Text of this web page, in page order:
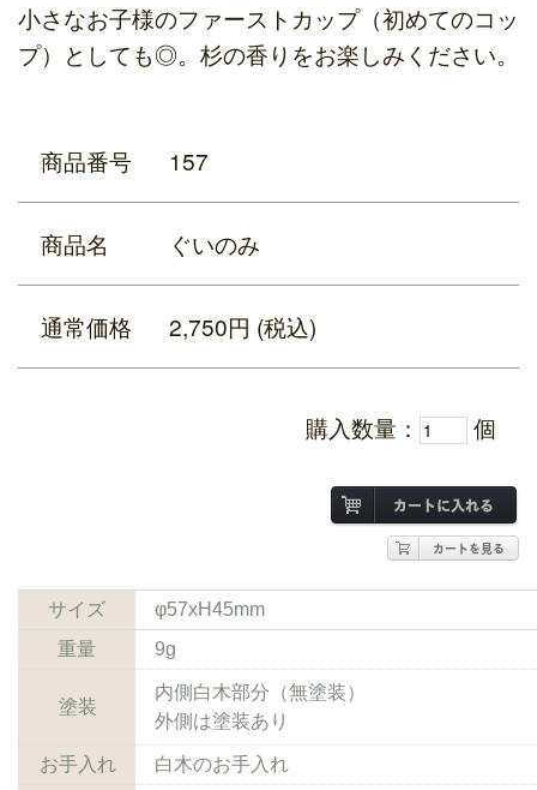
小さなお子様のファーストカップ（初めてのコッ
プ）としても◎。杉の香りをお楽しみください。
商品番号 157
商品名 ぐいのみ
通常価格 2,750円 (税込)
購入数量： 個
サイズ
φ57xH45mm
重量
9g
塗装
内側白木部分（無塗装）
外側は塗装あり
お手入れ
白木のお手入れ